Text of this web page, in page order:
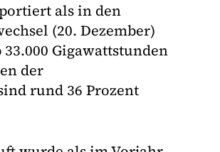
als in den
(20. Dezember)
Gigawattstunden
der
rund 36 Prozent